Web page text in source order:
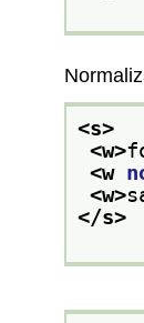
<s>
<w>
<w
<w>
</s>